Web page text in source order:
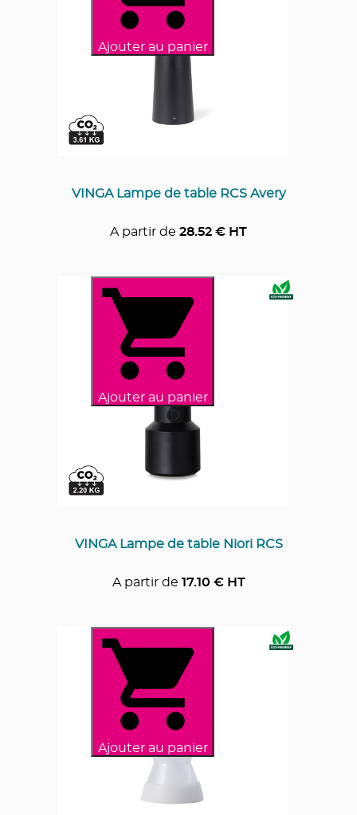
Ajouter au panier
VINGA Lampe de table RCS Avery
A partir de 28.52 € HT
Ajouter au panier
VINGA Lampe de table Niori RCS
A partir de 17.10 € HT
Ajouter au panier